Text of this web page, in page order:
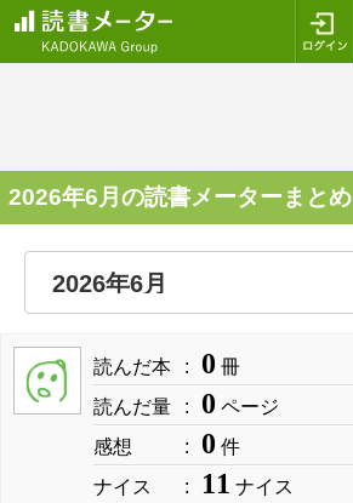
2026年6月の読書メーターまとめ
読んだ本 0 冊
読んだ量
0 ページ
感想
0 件
ナイス
11 ナイス